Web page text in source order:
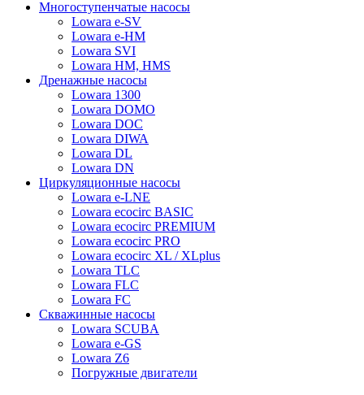
Многоступенчатые насосы
Lowara e-SV
Lowara e-HM
Lowara SVI
Lowara HM, HMS
Дренажные насосы
Lowara 1300
Lowara DOMO
Lowara DOC
Lowara DIWA
Lowara DL
Lowara DN
Циркуляционные насосы
Lowara e-LNE
Lowara ecocirc BASIC
Lowara ecocirc PREMIUM
Lowara ecocirc PRO
Lowara ecocirc XL / XLplus
Lowara TLC
Lowara FLC
Lowara FC
Скважинные насосы
Lowara SCUBA
Lowara e-GS
Lowara Z6
Погружные двигатели